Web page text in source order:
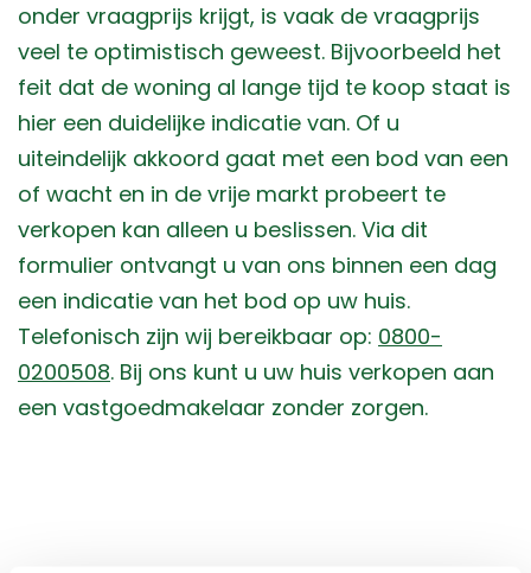
onder vraagprijs krijgt, is vaak de vraagprijs
veel te optimistisch geweest. Bijvoorbeeld het
feit dat de woning al lange tijd te koop staat is
hier een duidelijke indicatie van. Of u
uiteindelijk akkoord gaat met een bod van een
of wacht en in de vrije markt probeert te
verkopen kan alleen u beslissen. Via dit
formulier ontvangt u van ons binnen een dag
een indicatie van het bod op uw huis.
Telefonisch zijn wij bereikbaar op: 0800-
0200508. Bij ons kunt u uw huis verkopen aan
een vastgoedmakelaar zonder zorgen.